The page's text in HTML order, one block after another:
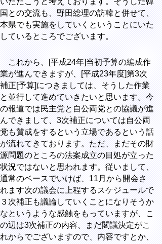
国との交流も、野田総理の訪韓と併せて、
本県でも実施をしていくということにいた
しているところでございます。
これから、[平成24年]当初予算の編成作
業が進んできますが、[平成23年度]第3次
補正[予算]につきましては、そうした作業
と並行して進めていきたいと思います。今
の報道では民主党と自公両党との協議が進
んできまして、3次補正については自公両
党も賛成をするという立場であるという話
が流れてきております。ただ、まだその財
源問題のところの法案成立の目処が立った
状況ではないと思われます。従いまして、
通常のベースでいけば、11月から開会さ
れます次の議会に上程するスケジュールで
３次補正も議論していくことになりそうか
なというような感触をもっていますが、こ
の辺は3次補正の内容、まだ閣議決定がこ
れからでございますので、内容ですとか、